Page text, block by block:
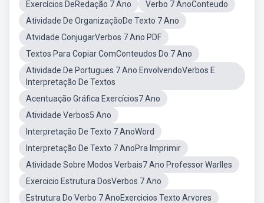
Exercícios DeRedação 7 Ano
Verbo 7 AnoConteudo
Atividade De OrganizaçãoDe Texto 7 Ano
Atvidade ConjugarVerbos 7 Ano PDF
Textos Para Copiar ComConteudos Do 7 Ano
Atividade De Portugues 7 Ano EnvolvendoVerbos E
Interpretação De Textos
Acentuação Gráfica Exercícios7 Ano
Atividade Verbos5 Ano
Interpretação De Texto 7 AnoWord
Interpretação De Texto 7 AnoPra Imprimir
Atividade Sobre Modos Verbais7 Ano Professor Warlles
Exercicio Estrutura DosVerbos 7 Ano
Estrutura Do Verbo 7 AnoExercicios Texto Arvores